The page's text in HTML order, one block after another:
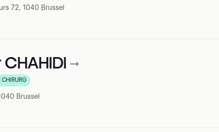
72, 1040 Brussel
CHAHIDI
Google
CHIRURG
Brussel